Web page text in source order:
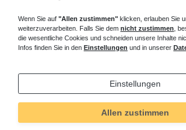
Versand und Zahlung
Bei Fragen helfen wir zum
Sie möchten vom Kauf
Kaufvertrag widerrufen
Wenn Sie auf "Allen zustimmen" klicken, erlauben Sie
weiterzuverarbeiten. Falls Sie dem nicht zustimmen ,
die wesentliche Cookies und schneiden unsere Inhalte
Infos finden Sie in den Einstellungen und in unserer
Einstellungen
Allen zustimmen